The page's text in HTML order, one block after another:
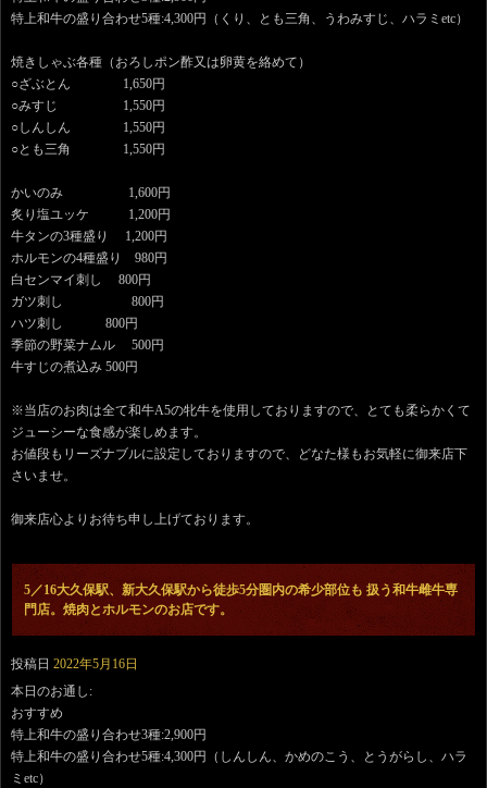
特上和牛の盛り合わせ5種:4,300円（くり、とも三角、うわみすじ、ハラミetc）
焼きしゃぶ各種（おろしポン酢又は卵黄を絡めて）
○ざぶとん 1,650円
○みすじ 1,550円
○しんしん 1,550円
○とも三角 1,550円
かいのみ 1,600円
炙り塩ユッケ 1,200円
牛タンの3種盛り 1,200円
ホルモンの4種盛り 980円
白センマイ刺し 800円
ガツ刺し 800円
ハツ刺し 800円
季節の野菜ナムル 500円
牛すじの煮込み 500円
※当店のお肉は全て和牛A5の牝牛を使用しておりますので、とても柔らかくて
ジューシーな食感が楽しめます。
お値段もリーズナブルに設定しておりますので、どなた様もお気軽に御来店下
さいませ。
御来店心よりお待ち申し上げております。
5／16大久保駅、新大久保駅から徒歩5分圏内の希少部位も 扱う和牛雌牛専
門店。焼肉とホルモンのお店です。
投稿日 2022年5月16日
本日のお通し:
おすすめ
特上和牛の盛り合わせ3種:2,900円
特上和牛の盛り合わせ5種:4,300円（しんしん、かめのこう、とうがらし、ハラ
ミetc）